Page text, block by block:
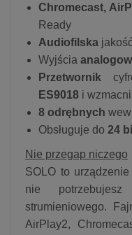
Chromecast,
Ready
Audiofilska
Wyjścia
Przetwornik
ES9018 i
8 odrębnych
Obsługuje do 24
Nie przegap niczego
SOLO to
nie potrzebujesz
strumieniowego.
AirPlay2,